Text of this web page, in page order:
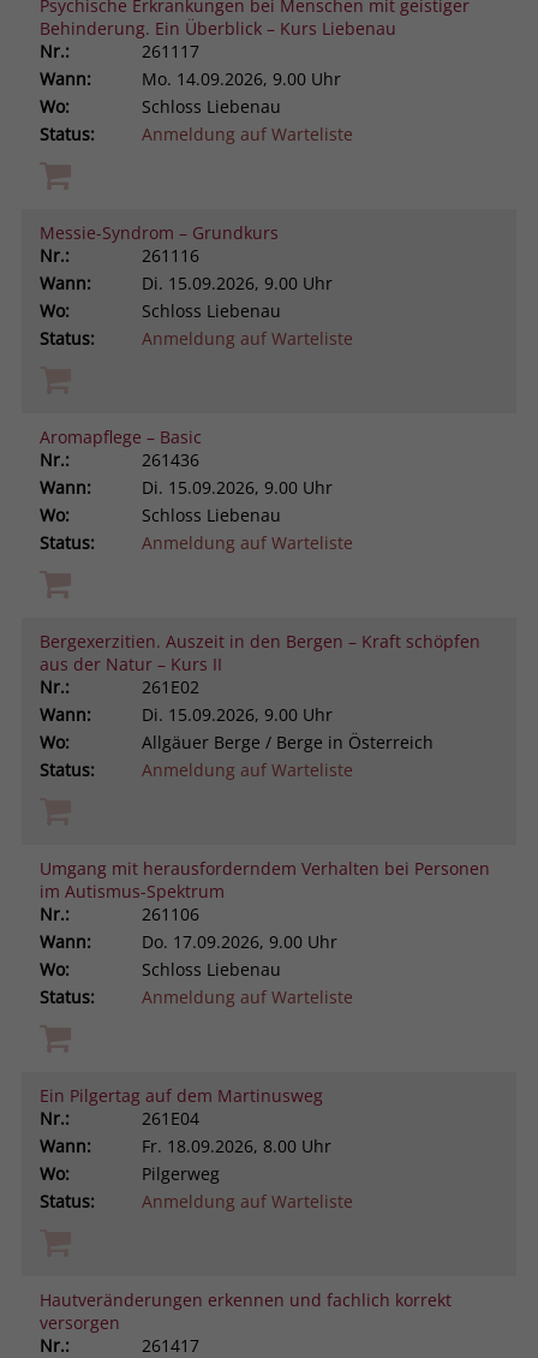
Psychische Erkrankungen bei Menschen mit geistiger
Behinderung. Ein Überblick – Kurs Liebenau
Nr.:
261117
Wann:
Mo. 14.09.2026, 9.00 Uhr
Wo:
Schloss Liebenau
Status:
Anmeldung auf Warteliste
Messie-Syndrom – Grundkurs
Nr.:
261116
Wann:
Di. 15.09.2026, 9.00 Uhr
Wo:
Schloss Liebenau
Status:
Anmeldung auf Warteliste
Aromapflege – Basic
Nr.:
261436
Wann:
Di. 15.09.2026, 9.00 Uhr
Wo:
Schloss Liebenau
Status:
Anmeldung auf Warteliste
Bergexerzitien. Auszeit in den Bergen – Kraft schöpfen
aus der Natur – Kurs II
Nr.:
261E02
Wann:
Di. 15.09.2026, 9.00 Uhr
Wo:
Allgäuer Berge / Berge in Österreich
Status:
Anmeldung auf Warteliste
Umgang mit herausforderndem Verhalten bei Personen
im Autismus-Spektrum
Nr.:
261106
Wann:
Do. 17.09.2026, 9.00 Uhr
Wo:
Schloss Liebenau
Status:
Anmeldung auf Warteliste
Ein Pilgertag auf dem Martinusweg
Nr.:
261E04
Wann:
Fr. 18.09.2026, 8.00 Uhr
Wo:
Pilgerweg
Status:
Anmeldung auf Warteliste
Hautveränderungen erkennen und fachlich korrekt
versorgen
Nr.:
261417